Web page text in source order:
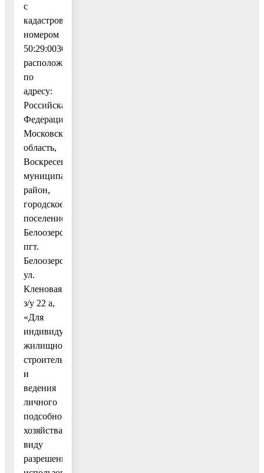
с
кадастровым
номером
50:29:0030103:7,
расположенного
по
адресу:
Российская
Федерация,
Московская
область,
Воскресенский
муниципальный
район,
городское
поселение
Белоозерский,
пгт.
Белоозерский,
ул.
Кленовая,
з/у 22 а,
«Для
индивидуального
жилищного
строительства
и
ведения
личного
подсобного
хозяйства»
виду
разрешенного